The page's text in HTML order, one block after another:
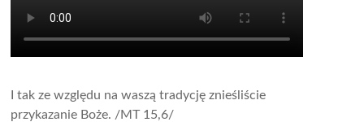
I tak ze względu na waszą tradycję znieśliście
przykazanie Boże. /MT 15,6/